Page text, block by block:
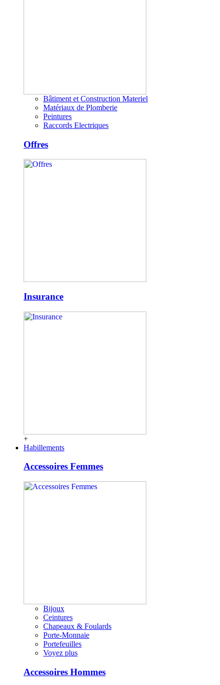
Bâtiment et Construction Materiel
Matériaux de Plomberie
Peintures
Raccords Electriques
Offres
Insurance
+
Habillements
Accessoires Femmes
Bijoux
Ceintures
Chapeaux & Foulards
Porte-Monnaie
Portefeuilles
Voyez plus
Accessoires Hommes